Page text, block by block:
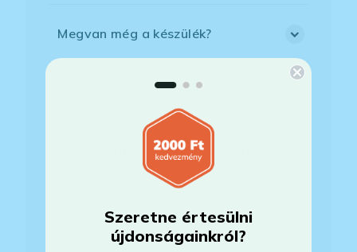
Megvan még a készülék?
Mennyit használták a laptopot?
Az Önök által értékesített gépek
Mire vonatkozik a garancia?
Szeretne értesülni
újdonságainkról?